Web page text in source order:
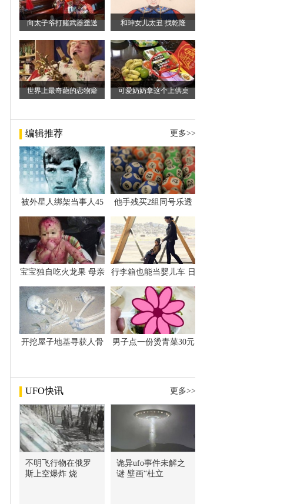
向太子爷打赌武器歪送 和珅女儿太丑 找乾隆
世界上最奇葩的恋物癖 可爱奶奶拿这个上供桌
编辑推荐 更多>>
被外星人绑架当事人45
斯卡古拉事件
他手残买2组同号乐透
万
宝宝独自吃火龙果 母亲
行李箱也能当婴儿车 日
开挖屋子地基寻获人骨
男子点一份烫青菜30元
UFO快讯 更多>>
不明飞行物在俄罗
斯上空爆炸 烧
诡异ufo事件未解之
谜 壁画“杜立